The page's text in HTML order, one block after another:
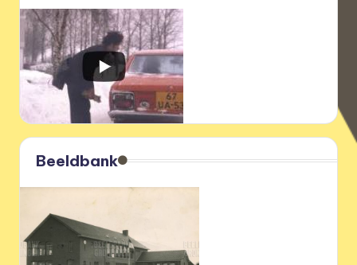
Beeldbank